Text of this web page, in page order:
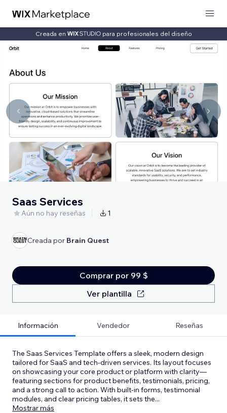
Creada en para profesionales del diseño
Saas Services
Aún no hay reseñas 1
Creada por Brain Quest
Comprar por 99 $
Ver plantilla
Información Vendedor Reseñas
The Saas Services Template offers a sleek, modern design
tailored for SaaS and tech-driven services. Its layout focuses
on showcasing your core product or platform with clarity—
featuring sections for product benefits, testimonials, pricing,
and a strong call to action. With built-in forms, testimonial
modules, and clear pricing tables, it sets the...
Mostrar más